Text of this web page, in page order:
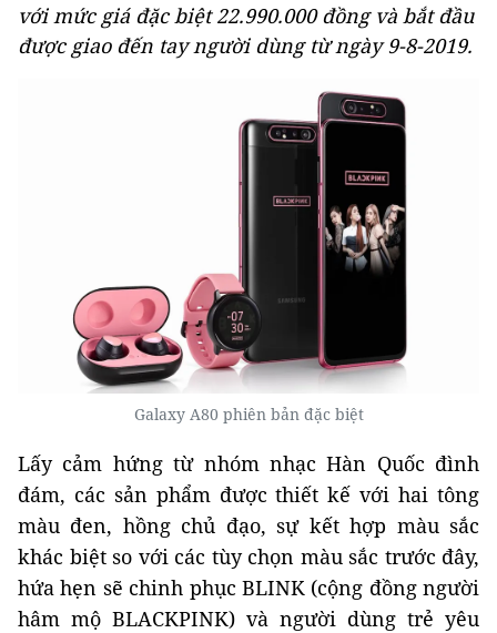
với mức giá đặc biệt 22.990.000 đồng và bắt đầu
được giao đến tay người dùng từ ngày 9-8-2019.
Galaxy A80 phiên bản đặc biệt
Lấy cảm hứng từ nhóm nhạc Hàn Quốc đình
đám, các sản phẩm được thiết kế với hai tông
màu đen, hồng chủ đạo, sự kết hợp màu sắc
khác biệt so với các tùy chọn màu sắc trước đây,
hứa hẹn sẽ chinh phục BLINK (cộng đồng người
hâm mộ BLACKPINK) và người dùng trẻ yêu